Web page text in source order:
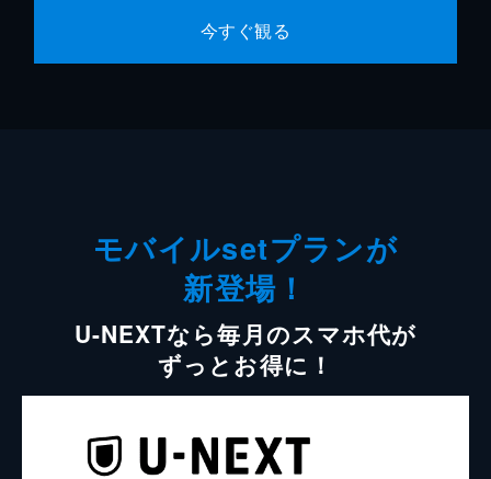
今すぐ観る
モバイルsetプランが
新登場！
U-NEXTなら毎月のスマホ代が
ずっとお得に！